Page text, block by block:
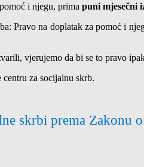
i njegu, prima puni mjesečni
Pravo na doplatak za pomoć i
vjerujemo da bi se to pravo
za socijalnu skrb.
skrbi prema Zakonu